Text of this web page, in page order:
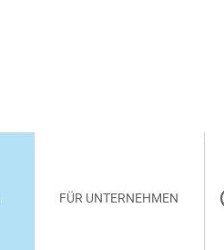
FÜR UNTERNEHMEN